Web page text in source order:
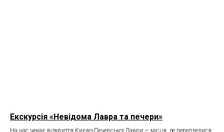
Екскурсія «Невідома Лавра та печери»
На нас чекає відкриття Києво-Печерської Лаври — місця, де переплелися